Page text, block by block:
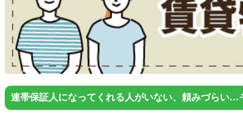
連帯保証人になってくれる人がいない、頼みづらい…